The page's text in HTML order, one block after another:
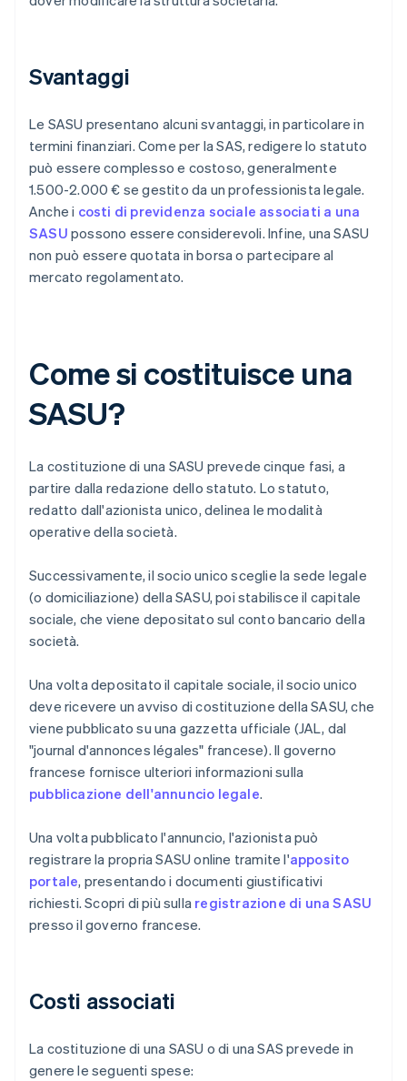
Svantaggi
Le SASU presentano alcuni svantaggi, in particolare in
termini finanziari. Come per la SAS, redigere lo statuto
può essere complesso e costoso, generalmente
1.500-2.000 € se gestito da un professionista legale.
Anche i costi di previdenza sociale associati a una
SASU possono essere considerevoli. Infine, una SASU
non può essere quotata in borsa o partecipare al
mercato regolamentato.
Come si costituisce una
SASU?
La costituzione di una SASU prevede cinque fasi, a
partire dalla redazione dello statuto. Lo statuto,
redatto dall'azionista unico, delinea le modalità
operative della società.
Successivamente, il socio unico sceglie la sede legale
(o domiciliazione) della SASU, poi stabilisce il capitale
sociale, che viene depositato sul conto bancario della
società.
Una volta depositato il capitale sociale, il socio unico
deve ricevere un avviso di costituzione della SASU, che
viene pubblicato su una gazzetta ufficiale (JAL, dal
"journal d'annonces légales" francese). Il governo
francese fornisce ulteriori informazioni sulla
pubblicazione dell'annuncio legale.
Una volta pubblicato l'annuncio, l'azionista può
registrare la propria SASU online tramite l'apposito
portale, presentando i documenti giustificativi
richiesti. Scopri di più sulla registrazione di una SASU
presso il governo francese.
Costi associati
La costituzione di una SASU o di una SAS prevede in
genere le seguenti spese: